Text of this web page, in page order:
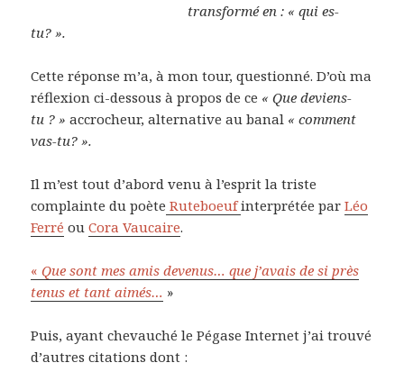
transformé en : « qui es-
tu? ».
Cette réponse m’a, à mon tour, questionné. D’où ma
réflexion ci-dessous à propos de ce « Que deviens-
tu ? » accrocheur, alternative au banal « comment
vas-tu? ».
Il m’est tout d’abord venu à l’esprit la triste
complainte du poète Ruteboeufinterprétée parLéo
Ferré ouCora Vaucaire.
«Que sont mes amis devenus… que j’avais de si près
tenus et tant aimés… »
Puis, ayant chevauché le Pégase Internet j’ai trouvé
d’autres citations dont :